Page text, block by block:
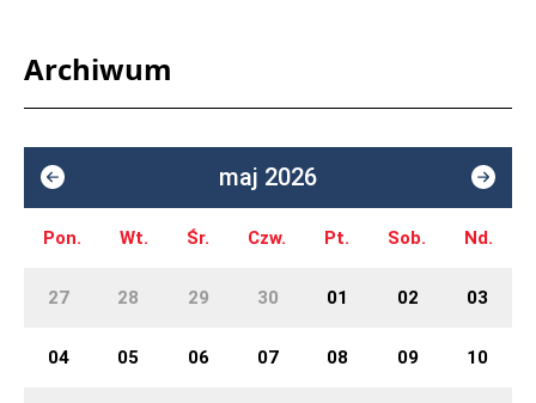
Archiwum
maj 2026
Pon. Wt. Śr. Czw. Pt. Sob. Nd.
27 28 29 30 01 02 03
04 05 06 07 08 09 10